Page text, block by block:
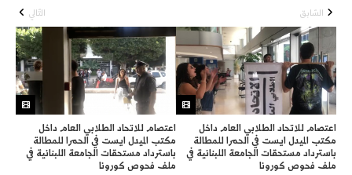
السّابق
اعتصام للاتحاد الطلابي العام داخل
مكتب الميدل ايست في الحمرا للمطالة
باسترداد مستحقات الجامعة اللبنانية في
ملف فحوص كورونا
التّالي
اعتصام للاتحاد الطلابي العام داخل
مكتب الميدل ايست في الحمرا للمطالة
باسترداد مستحقات الجامعة اللبنانية في
ملف فحوص كورونا